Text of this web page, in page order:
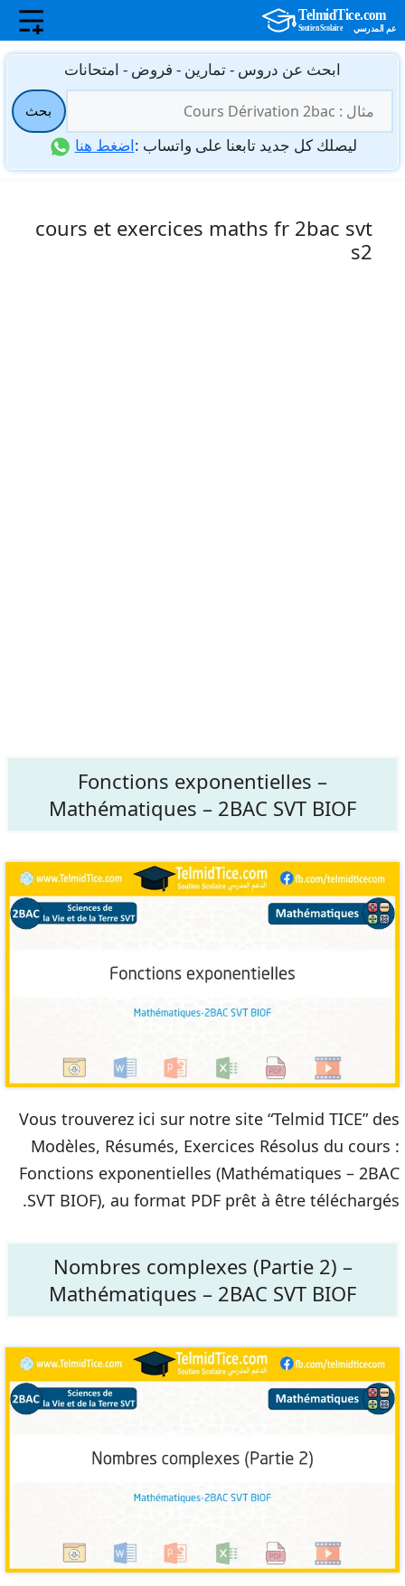
انتقل
المحتوى
ابحث عن دروس - تمارين - فروض - امتحانات
عن:
بحث
ليصلك كل جديد تابعنا على واتساب :اضغط هنا
cours et exercices maths fr 2bac svt
s2
Fonctions exponentielles –
Mathématiques – 2BAC SVT BIOF
Vous trouverez ici sur notre site “Telmid TICE” des
Modèles, Résumés, Exercices Résolus du cours :
Fonctions exponentielles (Mathématiques – 2BAC
SVT BIOF), au format PDF prêt à être téléchargés.
Nombres complexes (Partie 2) –
Mathématiques – 2BAC SVT BIOF